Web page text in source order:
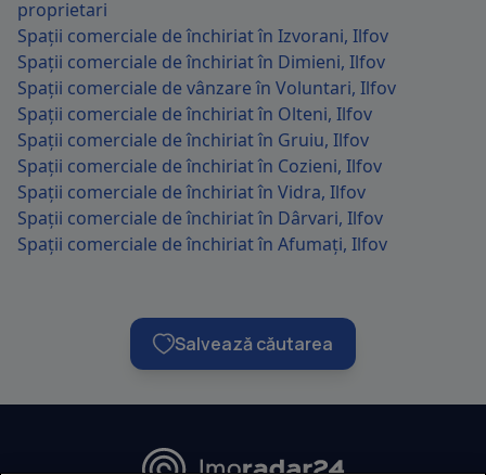
proprietari
Spații comerciale de închiriat în Izvorani, Ilfov
Spații comerciale de închiriat în Dimieni, Ilfov
Spații comerciale de vânzare în Voluntari, Ilfov
Spații comerciale de închiriat în Olteni, Ilfov
Spații comerciale de închiriat în Gruiu, Ilfov
Spații comerciale de închiriat în Cozieni, Ilfov
Spații comerciale de închiriat în Vidra, Ilfov
Spații comerciale de închiriat în Dârvari, Ilfov
Spații comerciale de închiriat în Afumați, Ilfov
Salvează căutarea